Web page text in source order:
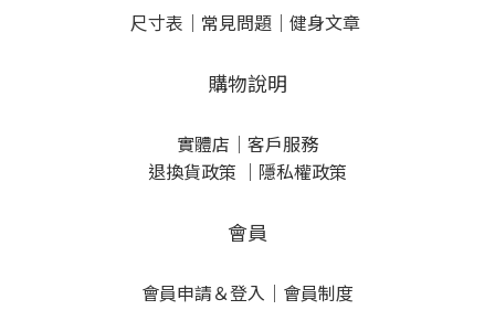
尺寸表 ｜ 常見問題 ｜ 健身文章
購物說明
實體店 ｜ 客戶服務
退換貨政策 ｜ 隱私權政策
會員
會員申請＆登入 ｜ 會員制度